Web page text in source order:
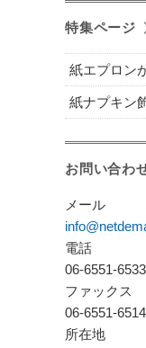
特集ページ
紙エプロン
紙ナプキン
お問い合わ
メール
電話
06-6551-6533
ファックス
06-6551-6514
所在地